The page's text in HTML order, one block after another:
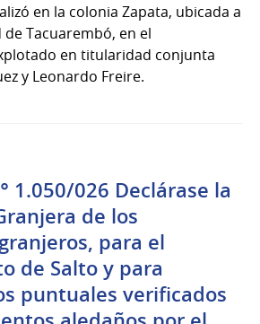
en la colonia Zapata, ubicada a
Tacuarembó, en el
en titularidad conjunta
y Leonardo Freire.
1.050/026 Declárase la
de los
para el
de Salto y para
puntuales verificados